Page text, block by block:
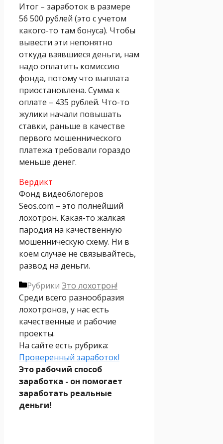
Итог – заработок в размере
56 500 рублей (это с учетом
какого-то там бонуса). Чтобы
вывести эти непонятно
откуда взявшиеся деньги, нам
надо оплатить комиссию
фонда, потому что выплата
приостановлена. Сумма к
оплате – 435 рублей. Что-то
жулики начали повышать
ставки, раньше в качестве
первого мошеннического
платежа требовали гораздо
меньше денег.
Вердикт
Фонд видеоблогеров
Seos.com – это полнейший
лохотрон. Какая-то жалкая
пародия на качественную
мошенническую схему. Ни в
коем случае не связывайтесь,
развод на деньги.
Рубрики Это лохотрон!
Среди всего разнообразия
лохотронов, у нас есть
качественные и рабочие
проекты.
На сайте есть рубрика:
Проверенный заработок!
Это рабочий способ
заработка - он помогает
заработать реальные
деньги!